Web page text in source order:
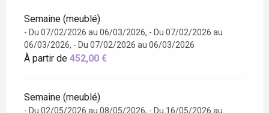
Semaine (meublé)
- Du 07/02/2026 au 06/03/2026, - Du 07/02/2026 au
06/03/2026, - Du 07/02/2026 au 06/03/2026
À partir de 452,00 €
Semaine (meublé)
- Du 02/05/2026 au 08/05/2026, - Du 16/05/2026 au